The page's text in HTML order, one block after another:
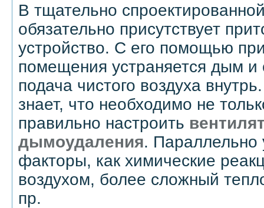
В тщательно
обязательно присутствует
устройство. С его помощью
помещения устраняется дым и
подача чистого воздуха
знает, что необходимо не
правильно настроить
дымоудаления. Параллельно
факторы, как химические
воздухом, более сложный
пр.